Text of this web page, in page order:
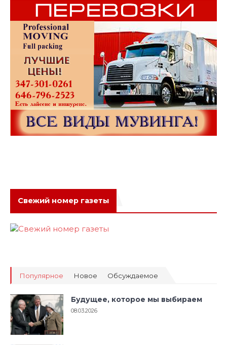
Свежий номер газеты
Популярное Новое Обсуждаемое
Будущее, которое мы выбираем
08.03.2026